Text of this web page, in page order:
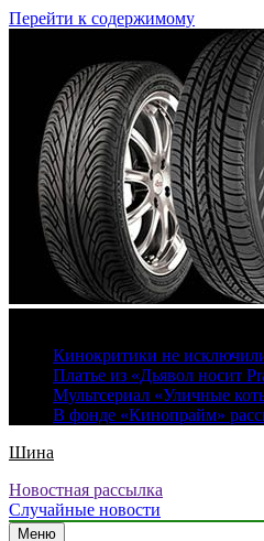
Перейти к содержимому
Кинокритики не
Платье из «Дьявол носит
Мультсериал «Уличные
В фонде «Кинопрайм»
Шина
Новостная рассылка
Случайные новости
Меню